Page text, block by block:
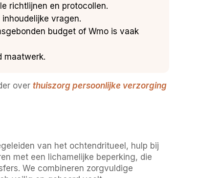
richtlijnen en protocollen.
vragen.
budget of Wmo is vaak
maatwerk.
over thuiszorg persoonlijke verzorging
van het ochtendritueel, hulp bij
met een lichamelijke beperking, die
We combineren zorgvuldige